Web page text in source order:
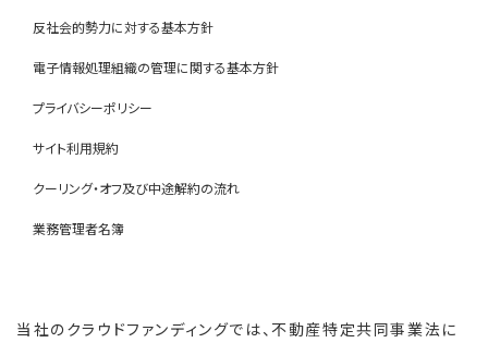
反社会的勢力に対する基本方針
電子情報処理組織の管理に関する基本方針
プライバシーポリシー
サイト利用規約
クーリング・オフ及び中途解約の流れ
業務管理者名簿
当社のクラウドファンディングでは、不動産特定共同事業法に